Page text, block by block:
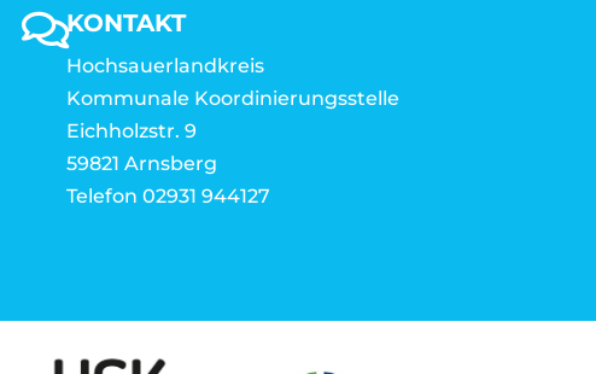
KONTAKT
Hochsauerlandkreis
Kommunale Koordinierungsstelle
Eichholzstr. 9
59821 Arnsberg
Telefon 02931 944127